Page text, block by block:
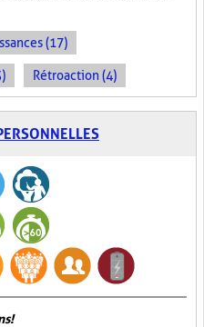
(17)
Rétroaction (4)